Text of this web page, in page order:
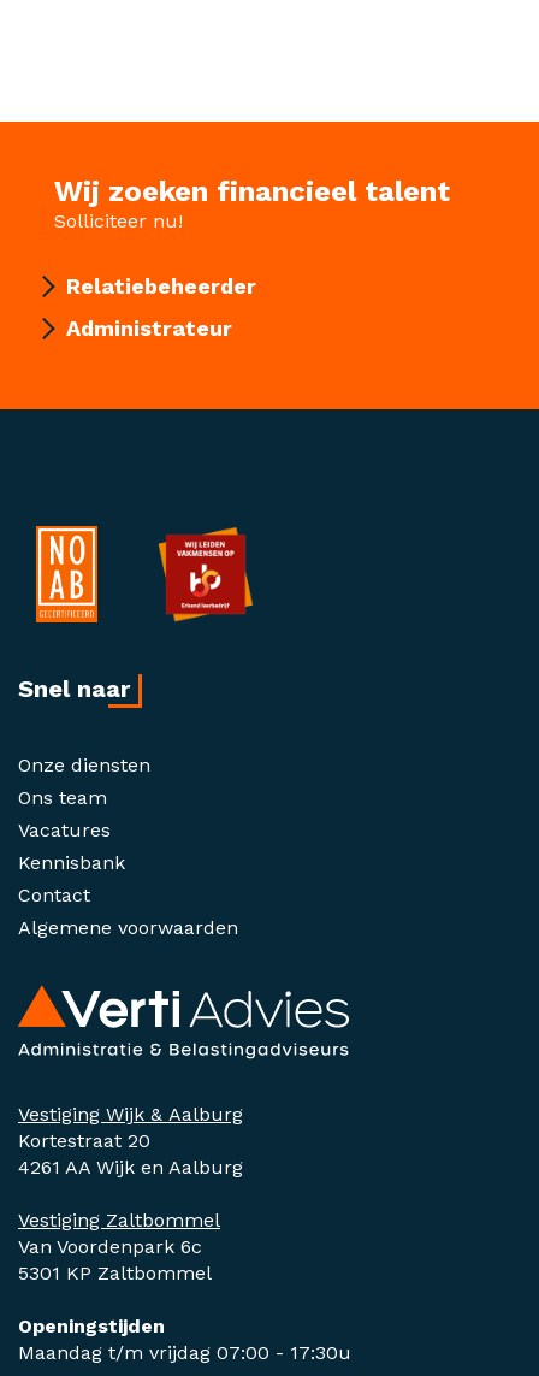
Wij zoeken financieel talent
Solliciteer nu!
Relatiebeheerder
Administrateur
Vestiging Wijk & Aalburg
Kortestraat 20
4261 AA Wijk en Aalburg
Vestiging Zaltbommel
Van Voordenpark 6c
5301 KP Zaltbommel
Openingstijden
Maandag t/m vrijdag 07:00 - 17:30u
Snel naar
Onze diensten
Ons team
Vacatures
Kennisbank
Contact
Algemene voorwaarden